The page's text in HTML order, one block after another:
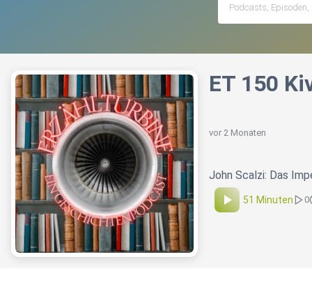
ET 150
vor 2 Monaten
John Scalzi: Das
51 Minuten 0